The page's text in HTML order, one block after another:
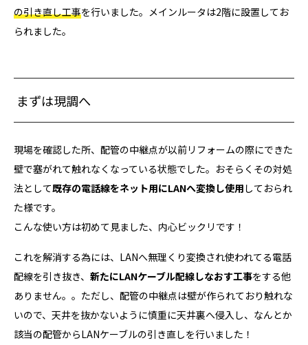
の引き直し工事を行いました。メインルータは2階に設置してお
られました。
まずは現調へ
現場を確認した所、配管の中継点が以前リフォームの際にできた
壁で塞がれて触れなくなっている状態でした。おそらくその対処
法として既存の電話線をネット用にLANへ変換し使用 しておられ
た様です。
こんな使い方は初めて見ました、内心ビックリです！
これを解消する為には、LANへ無理くり変換され使われてる電話
配線を引き抜き、 新たにLANケーブル配線しなおす工事をする他
ありません。。ただし、配管の中継点は壁が作られており触れな
いので、天井を抜かないように慎重に天井裏へ侵入し、なんとか
該当の配管からLANケーブルの引き直しを行いました！